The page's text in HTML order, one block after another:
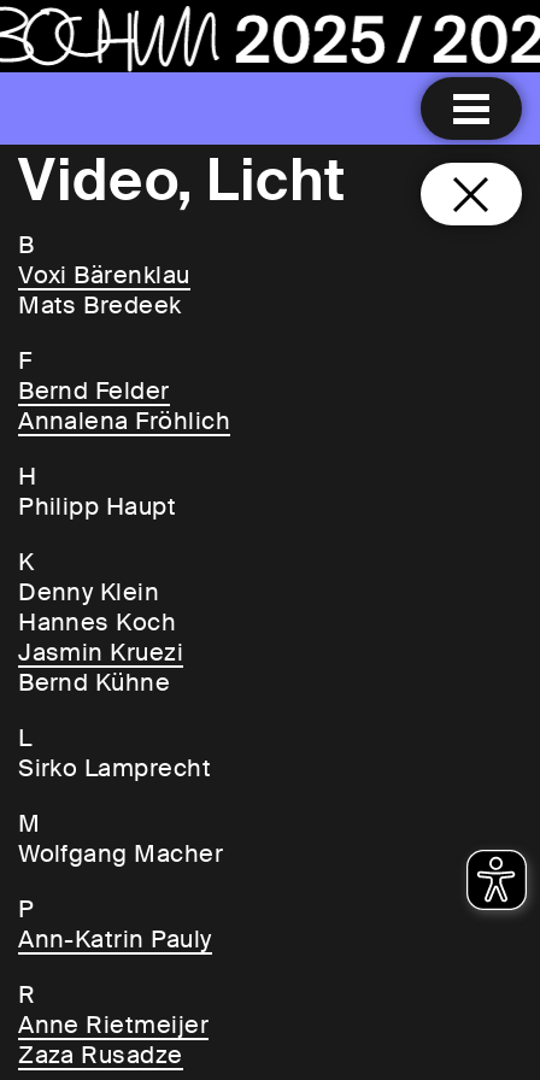
Video, Licht
B
Voxi Bärenklau
Mats Bredeek
F
Bernd Felder
Annalena Fröhlich
H
Philipp Haupt
K
Denny Klein
Hannes Koch
Jasmin Kruezi
Bernd Kühne
L
Sirko Lamprecht
M
Wolfgang Macher
P
Ann-Katrin Pauly
R
Anne Rietmeijer
Zaza Rusadze